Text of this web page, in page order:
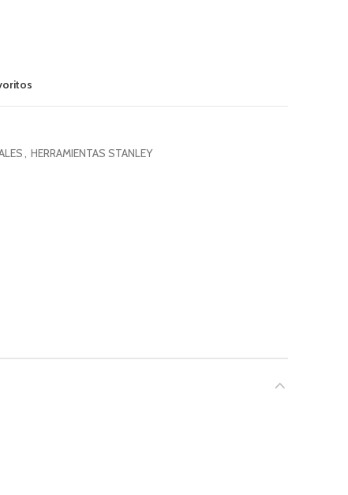
, HERRAMIENTAS STANLEY